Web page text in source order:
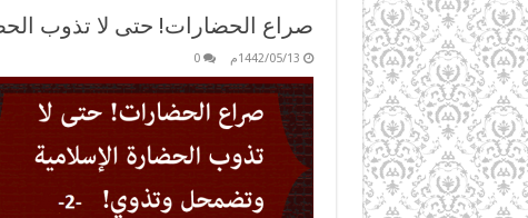
صراع الحضارات! حتى لا تذوب
1442/05/13م 0